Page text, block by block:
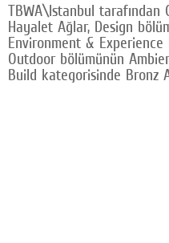
Twitter
Google Plus
TBWA\Istanbul tarafından
Hayalet Ağlar, Design
Environment &
Outdoor bölümünün
Build kategorisinde Bronz